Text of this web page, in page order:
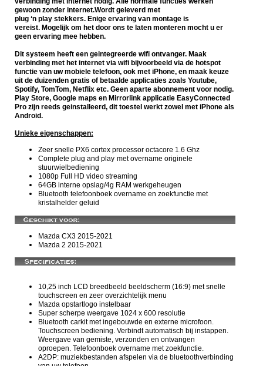
gewoon zonder internet.Wordt geleverd met
plug ‘n play stekkers. Enige ervaring van montage is
vereist. Mogelijk om het door ons te laten monteren mocht u er
geen ervaring mee hebben.
Dit systeem heeft een geintegreerde wifi ontvanger. Maak
verbinding met het internet via wifi bijvoorbeeld via de hotspot
functie van uw mobiele telefoon, ook met iPhone, en maak keuze
uit de duizenden gratis of betaalde applicaties zoals Youtube,
Spotify, TomTom, Netflix etc. Geen aparte abonnement voor nodig.
Play Store, Google maps en Mirrorlink applicatie EasyConnected
Pro zijn reeds geinstalleerd, dit toestel werkt zowel met iPhone als
Android.
Unieke eigenschappen:
Zeer snelle PX6 cortex processor octacore 1.6 Ghz
Complete plug and play met overname originele
stuurwielbediening
1080p Full HD video streaming
64GB interne opslag/4g RAM werkgeheugen
Bluetooth telefoonboek overname en zoekfunctie met
kristalhelder geluid
Mazda CX3 2015-2021
Mazda 2 2015-2021
10,25 inch LCD breedbeeld beeldscherm (16:9) met snelle
touchscreen en zeer overzichtelijk menu
Mazda opstartlogo instelbaar
Super scherpe weergave 1024 x 600 resolutie
Bluetooth carkit met ingebouwde en externe microfoon.
Touchscreen bediening. Verbindt automatisch bij instappen.
Weergave van gemiste, verzonden en ontvangen
oproepen. Telefoonboek overname met zoekfunctie.
A2DP: muziekbestanden afspelen via de bluetoothverbinding